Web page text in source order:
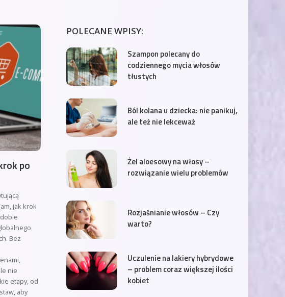
po
jak krok
Bez
nie
etapy, od
aby
POLECANE WPISY:
Szampon polecany do
codziennego mycia włosów
tłustych
Ból kolana u dziecka: nie panikuj,
ale też nie lekceważ
Żel aloesowy na włosy –
rozwiązanie wielu problemów
Rozjaśnianie włosów – Czy
warto?
Uczulenie na lakiery hybrydowe
– problem coraz większej ilości
kobiet